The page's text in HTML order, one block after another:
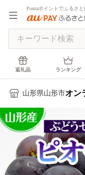
Pontaポイントでふるさと
返礼品 ランキング
山形県山形市オン